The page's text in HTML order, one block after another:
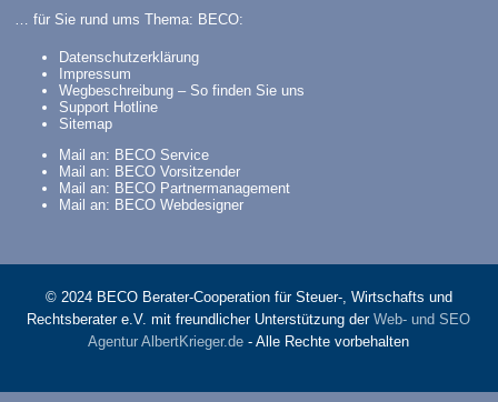
… für Sie rund ums Thema: BECO:
Datenschutzerklärung
Impressum
Wegbeschreibung – So finden Sie uns
Support Hotline
Sitemap
Mail an: BECO Service
Mail an: BECO Vorsitzender
Mail an: BECO Partnermanagement
Mail an: BECO Webdesigner
© 2024 BECO Berater-Cooperation für Steuer-, Wirtschafts und
Rechtsberater e.V. mit freundlicher Unterstützung derWeb- und SEO
Agentur AlbertKrieger.de - Alle Rechte vorbehalten